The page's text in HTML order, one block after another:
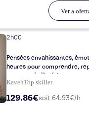
Ver a
2h00
Pensées envahissantes,
heures pour comprendre,
nouveau de l'intérieur.
KavehTop skiller
129.86€soit 64.93€/h